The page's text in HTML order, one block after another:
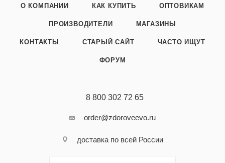
О КОМПАНИИ КАК КУПИТЬ ОПТОВИКАМ
ПРОИЗВОДИТЕЛИ МАГАЗИНЫ
КОНТАКТЫ СТАРЫЙ САЙТ ЧАСТО ИЩУТ
ФОРУМ
8 800 302 72 65
order@zdoroveevo.ru
доставка по всей России